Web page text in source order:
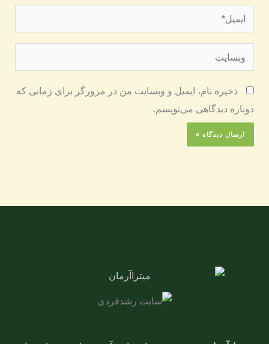
ایمیل*
وبسایت
ذخیره نام، ایمیل و وبسایت من در مرورگر برای زمانی که
دوباره دیدگاهی می‌نویسم.